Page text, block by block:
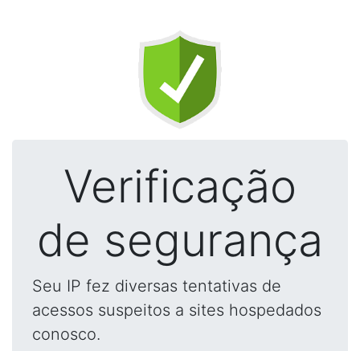
Verificação
de segurança
Seu IP fez diversas tentativas de
acessos suspeitos a sites hospedados
conosco.